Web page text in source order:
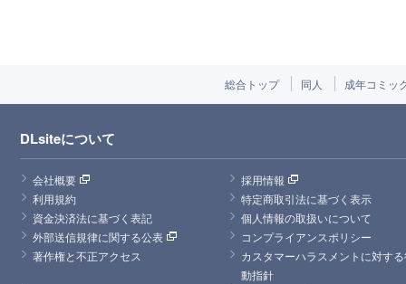
総合トップ 同人 成年コミッ
DLsiteについて
会社概要
採用情報
利用規約
特定商取引法に基づく表示
資金決済法に基づく表記
個人情報の取扱いについて
外部送信規律に関する公表
コンプライアンスポリシー
著作権と不正アクセス
カスタマーハラスメントに対す
動指針